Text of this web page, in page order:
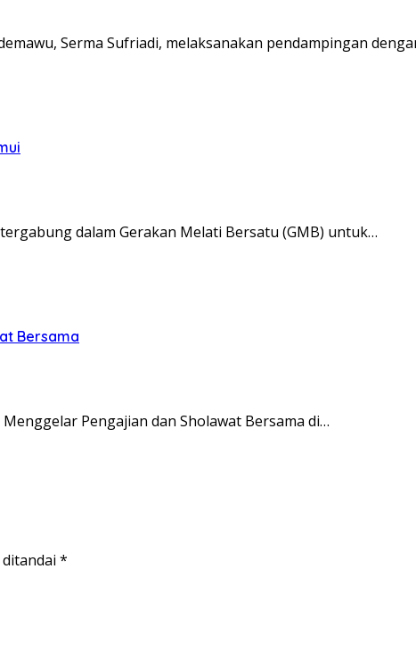
Serma Sufriadi, melaksanakan pendampingan
dalam Gerakan Melati Bersatu (GMB) untuk…
Bersama
Menggelar Pengajian dan Sholawat Bersama di…
*